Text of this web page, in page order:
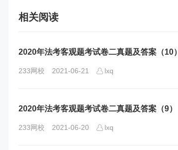
相关阅读
2020年法考客观题考试卷二真题及答案（10）
233网校 2021-06-21 lxq
2020年法考客观题考试卷二真题及答案（9）
233网校 2021-06-20 lxq